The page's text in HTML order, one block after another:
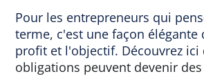
Pour les entrepreneurs qui
terme, c'est une façon élégante
profit et l'objectif. Découvrez ici
obligations peuvent devenir